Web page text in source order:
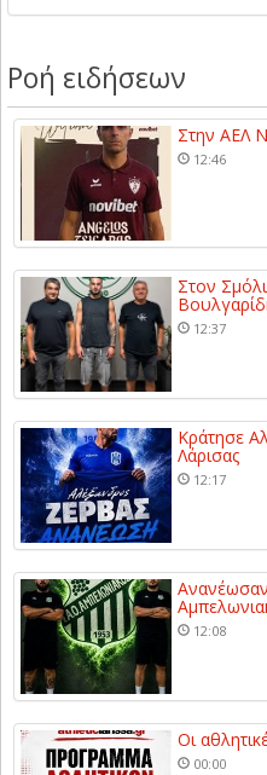
Ροή ειδήσεων
Στην ΑΕΛ
12:46
Στον
12:37
Κράτησε
Λάρισας
12:17
12:08
Οι
00:00